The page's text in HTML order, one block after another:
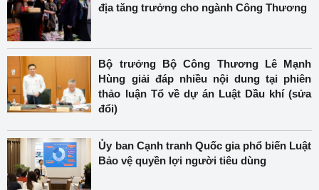
địa tăng trưởng cho ngành Công Thương
Bộ trưởng Bộ Công Thương Lê Mạnh
Hùng giải đáp nhiều nội dung tại phiên
thảo luận Tổ về dự án Luật Dầu khí (sửa
đổi)
Ủy ban Cạnh tranh Quốc gia phổ biến Luật
Bảo vệ quyền lợi người tiêu dùng